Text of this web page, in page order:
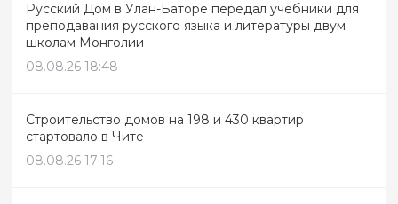
Русский Дом в Улан-Баторе передал учебники для
преподавания русского языка и литературы двум
школам Монголии
08.08.26 18:48
Строительство домов на 198 и 430 квартир
стартовало в Чите
08.08.26 17:16